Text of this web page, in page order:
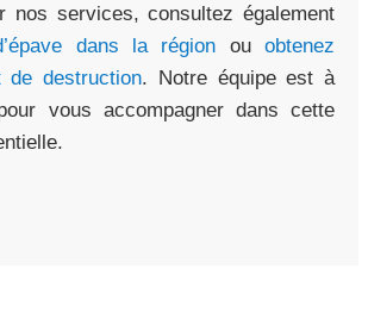
nos services, consultez également
dans la région ouobtenez
de destruction. Notre équipe est à
vous accompagner dans cette